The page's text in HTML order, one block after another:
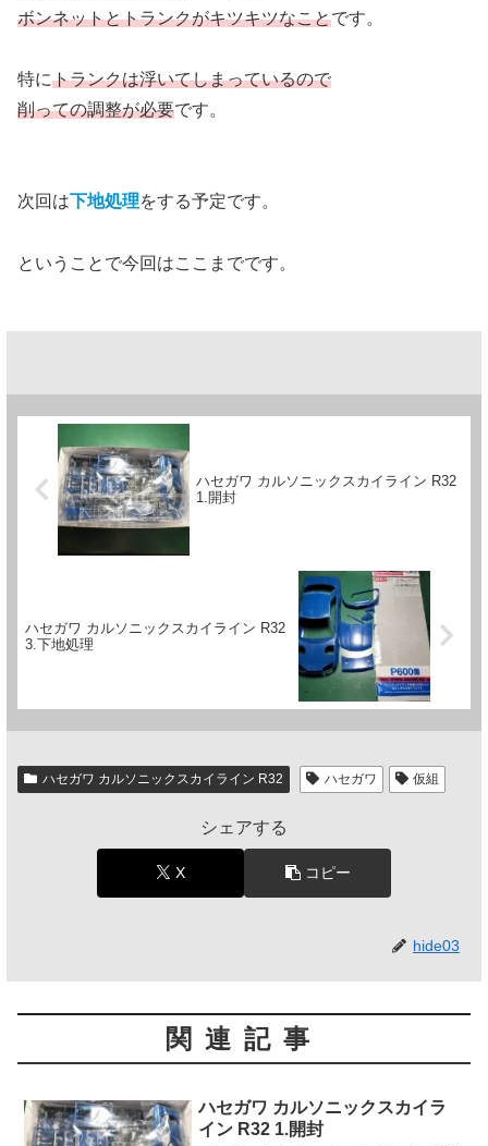
ボンネットとトランクがキツキツなことです。
特にトランクは浮いてしまっているので
削っての調整が必要です。
次回は下地処理をする予定です。
ということで今回はここまでです。
ハセガワ カルソニックスカイライン R32
1.開封
ハセガワ カルソニックスカイライン R32
3.下地処理
ハセガワ カルソニックスカイライン R32 ハセガワ 仮組
シェアする
X コピー
hide03
関連記事
ハセガワ カルソニックスカイラ
イン R32 1.開封